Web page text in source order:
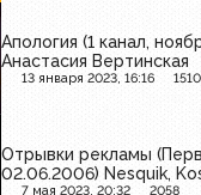
Апология (1 канал,
Анастасия Вертинская
13 января 2023, 16:16 1510
Отрывки рекламы
02.06.2006) Nesquik,
7 мая 2023, 20:32 2058